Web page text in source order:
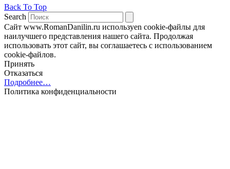
Back To Top
Search
Сайт www.RomanDanilin.ru используеn cookie-файлы для
наилучшего представления нашего сайта. Продолжая
использовать этот сайт, вы соглашаетесь с использованием
cookie-файлов.
Принять
Отказаться
Подробнее…
Политика конфиденциальности